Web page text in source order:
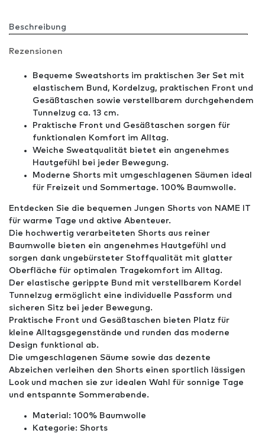
Beschreibung
Rezensionen
Bequeme Sweatshorts im praktischen 3er Set mit
elastischem Bund, Kordelzug, praktischen Front und
Gesäßtaschen sowie verstellbarem durchgehendem
Tunnelzug ca. 13 cm.
Praktische Front und Gesäßtaschen sorgen für
funktionalen Komfort im Alltag.
Weiche Sweatqualität bietet ein angenehmes
Hautgefühl bei jeder Bewegung.
Moderne Shorts mit umgeschlagenen Säumen ideal
für Freizeit und Sommertage. 100% Baumwolle.
Entdecken Sie die bequemen Jungen Shorts von NAME IT
für warme Tage und aktive Abenteuer.
Die hochwertig verarbeiteten Shorts aus reiner
Baumwolle bieten ein angenehmes Hautgefühl und
sorgen dank ungebürsteter Stoffqualität mit glatter
Oberfläche für optimalen Tragekomfort im Alltag.
Der elastische gerippte Bund mit verstellbarem Kordel
Tunnelzug ermöglicht eine individuelle Passform und
sicheren Sitz bei jeder Bewegung.
Praktische Front und Gesäßtaschen bieten Platz für
kleine Alltagsgegenstände und runden das moderne
Design funktional ab.
Die umgeschlagenen Säume sowie das dezente
Abzeichen verleihen den Shorts einen sportlich lässigen
Look und machen sie zur idealen Wahl für sonnige Tage
und entspannte Sommerabende.
Material: 100% Baumwolle
Kategorie: Shorts